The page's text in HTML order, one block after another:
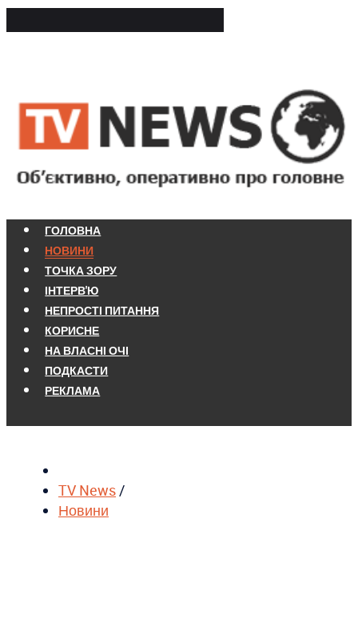
ГОЛОВНА
НОВИНИ
ТОЧКА ЗОРУ
ІНТЕРВ'Ю
НЕПРОСТІ ПИТАННЯ
КОРИСНЕ
НА ВЛАСНІ ОЧІ
ПОДКАСТИ
РЕКЛАМА
TV News/
Новини